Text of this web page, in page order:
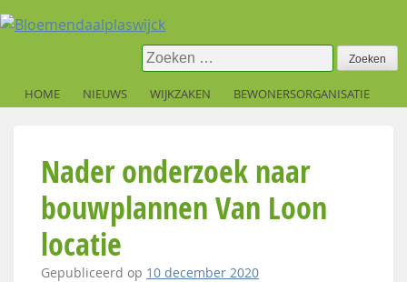
Skip
to
Zoeken
naar:
HOME NIEUWS WIJKZAKEN BEWONERSORGANISATIE
Nader onderzoek naar
bouwplannen Van Loon
locatie
Gepubliceerd op 10 december 2020